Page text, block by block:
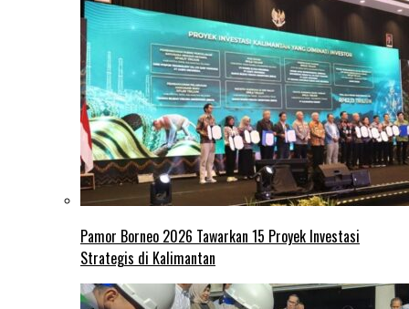
Pamor Borneo 2026 Tawarkan 15 Proyek Investasi
Strategis di Kalimantan